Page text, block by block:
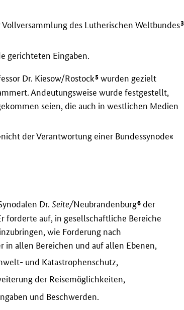
des Lutherischen Weltbundes3
gerichteten Eingaben.
Dr. Kiesow/Rostock5 wurden gezielt
Andeutungsweise wurde festgestellt,
seien, die auch in westlichen Medien
der Verantwortung einer Bundessynode«
Dr.Seite/Neubrandenburg6 der
forderte auf, in gesellschaftliche Bereiche
wie Forderung nach
in allen Bereichen und auf allen Ebenen,
und Katastrophenschutz,
der Reisemöglichkeiten,
und Beschwerden.